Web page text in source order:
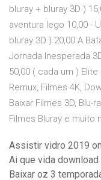
bluray + bluray 3D )
aventura lego 10,00 -
bluray 3D ) 20,00 A
Jornada Inesperada
50,00 ( cada um )
Remux, Filmes 4K,
Baixar Filmes 3D, Blu-
Filmes Bluray e muito
Assistir vidro 2019
Ai que vida download
Baixar oz 3